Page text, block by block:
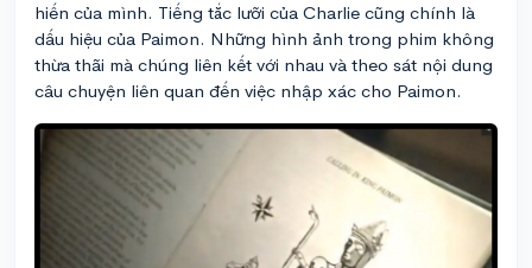
hiến của mình. Tiếng tắc lưỡi của Charlie cũng chính là
dấu hiệu của Paimon. Những hình ảnh trong phim không
thừa thãi mà chúng liên kết với nhau và theo sát nội dung
câu chuyện liên quan đến việc nhập xác cho Paimon.